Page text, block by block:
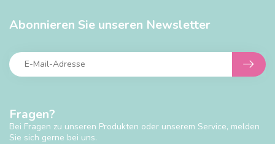
Fragen?
Bei Fragen zu unseren Produkten oder unserem Service, melden
Sie sich gerne bei uns.
Abonnieren Sie unseren Newsletter